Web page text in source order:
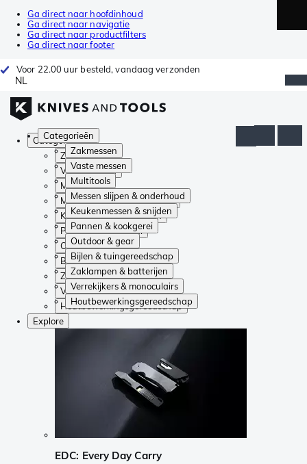
Ga direct naar hoofdinhoud
Ga direct naar navigatie
Ga direct naar productfilters
Ga direct naar footer
Voor 22.00 uur besteld, vandaag verzonden
NL
Categorieën
Zakmessen
Vaste messen
Multitools
Messen slijpen & onderhoud
Keukenmessen & snijden
Pannen & kookgerei
Outdoor & gear
Bijlen & tuingereedschap
Zaklampen & batterijen
Verrekijkers & monoculairs
Houtbewerkingsgereedschap
Categorieën
Zakmessen
Vaste messen
Multitools
Messen slijpen & onderhoud
Keukenmessen & snijden
Pannen & kookgerei
Outdoor & gear
Bijlen & tuingereedschap
Zaklampen & batterijen
Verrekijkers & monoculairs
Houtbewerkingsgereedschap
Explore
EDC: Every Day Carry